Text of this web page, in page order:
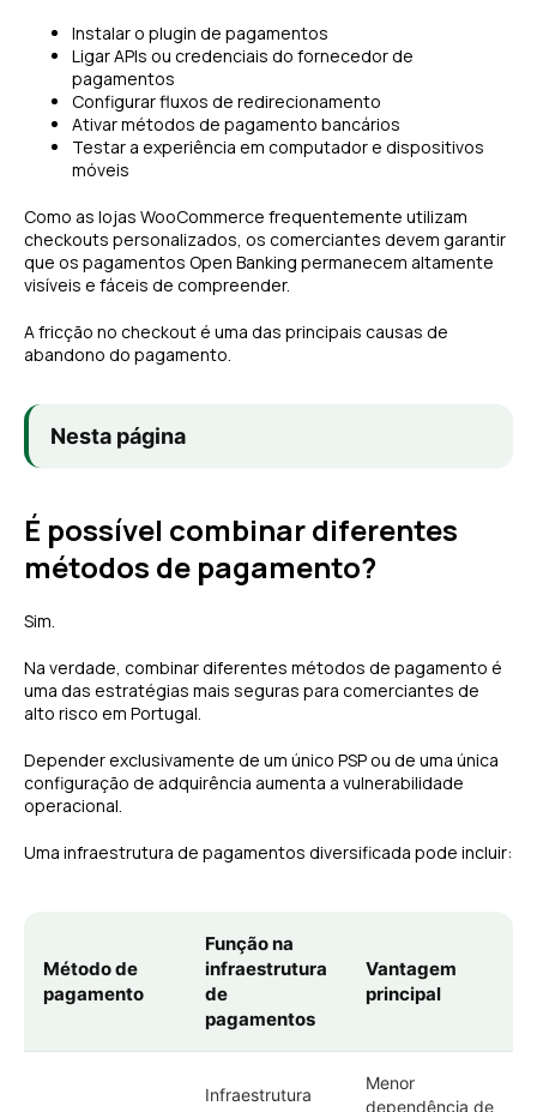
Instalar o plugin de pagamentos
Ligar APIs ou credenciais do fornecedor de
pagamentos
Configurar fluxos de redirecionamento
Ativar métodos de pagamento bancários
Testar a experiência em computador e dispositivos
móveis
Como as lojas WooCommerce frequentemente utilizam
checkouts personalizados, os comerciantes devem garantir
que os pagamentos Open Banking permanecem altamente
visíveis e fáceis de compreender.
A fricção no checkout é uma das principais causas de
abandono do pagamento.
Nesta página
É possível combinar diferentes
métodos de pagamento?
Sim.
Na verdade, combinar diferentes métodos de pagamento é
uma das estratégias mais seguras para comerciantes de
alto risco em Portugal.
Depender exclusivamente de um único PSP ou de uma única
configuração de adquirência aumenta a vulnerabilidade
operacional.
Uma infraestrutura de pagamentos diversificada pode incluir:
Método de
pagamento
Função na
infraestrutura
de
pagamentos
Vantagem
principal
Infraestrutura
Menor
dependência de